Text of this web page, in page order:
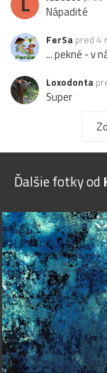
Nápadité
FerSa pred 4
... pekné - v
Loxodonta
Super
Echinocactus
Ďalšie fotky od